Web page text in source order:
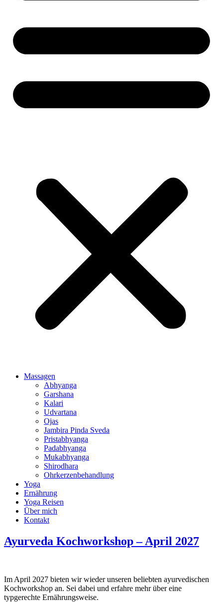
Massagen
Abhyanga
Garshana
Kalari
Udvartana
Ojas
Jambira Pinda Sveda
Pristabhyanga
Padabhyanga
Mukabhyanga
Shirodhara
Ohrkerzenbehandlung
Yoga
Ernährung
Yoga Reisen
Über mich
Kontakt
Ayurveda Kochworkshop – April 2027
Im April 2027 bieten wir wieder unseren beliebten ayurvedischen
Kochworkshop an. Sei dabei und erfahre mehr über eine
typgerechte Ernährungsweise.